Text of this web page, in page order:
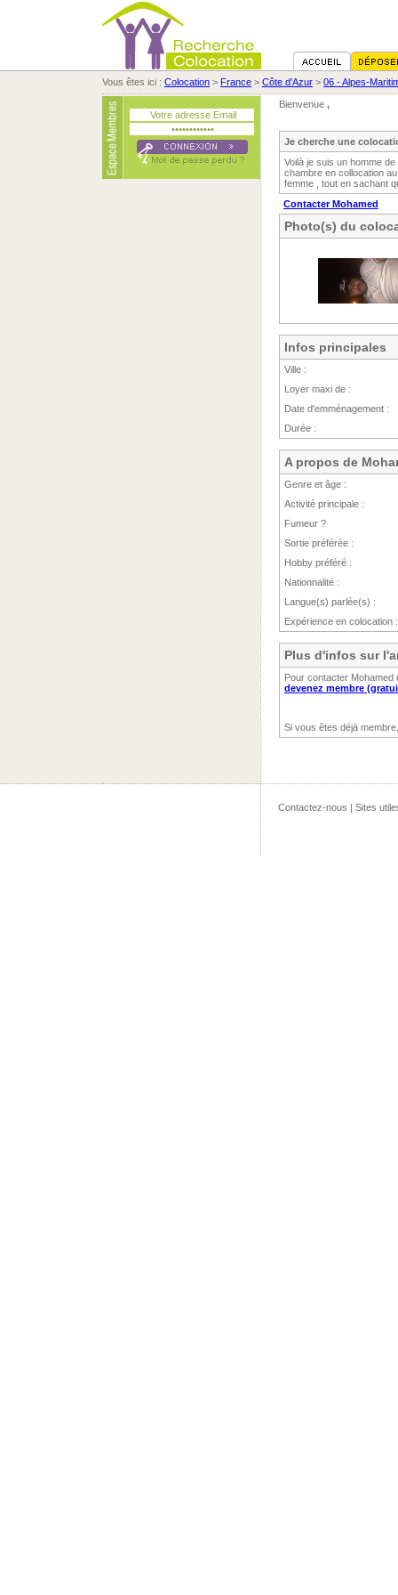
Vous êtes ici : Colocation > France > Côte d'Azur > 06 - Alpes-
Bienvenue ,
Je cherche une
Voilà je suis un homme
chambre en collocation
femme , tout en sachant
Contacter Mohamed
Photo(s) du
Infos principales
Ville :
Loyer maxi de :
Date d'emménagement :
Durée :
A propos de
Genre et âge :
Activité principale :
Fumeur ?
Sortie préférée :
Hobby préféré :
Nationnalité :
Langue(s) parlée(s) :
Expérience en colocation :
Plus d'infos sur
Pour contacter Mohamed
devenez membre
Si vous êtes déjà
Contactez-nous | Sites